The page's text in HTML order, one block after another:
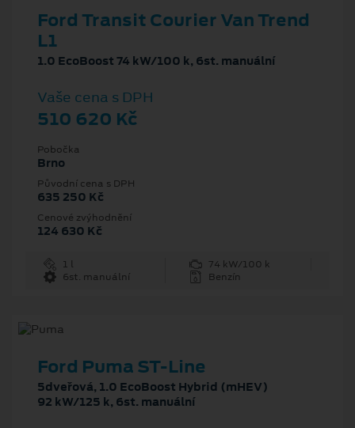
Ford Transit Courier Van Trend
L1
1.0 EcoBoost 74 kW/100 k, 6st. manuální
Vaše cena s DPH
510 620 Kč
Pobočka
Brno
Původní cena s DPH
635 250 Kč
Cenové zvýhodnění
124 630 Kč
1 l
74 kW/100 k
6st. manuální
Benzín
Ford Puma ST-Line
5dveřová, 1.0 EcoBoost Hybrid (mHEV)
92 kW/125 k, 6st. manuální